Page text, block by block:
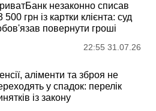
незаконно списав
500 грн із картки клієнта: суд
повернути гроші
22:55 31.07.26
аліменти та зброя не
у спадок: перелік
із закону